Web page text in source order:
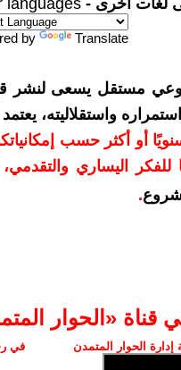
لغات أخرى - languages
by Translate
مستقل يسعى لنشر قيم
واستقلاليته،
10 دولارات سنويًا أو أكثر حسب
للفكر اليساري والتقدمي،
.
قناة ‫«الحوار
الحوار المتمدن في